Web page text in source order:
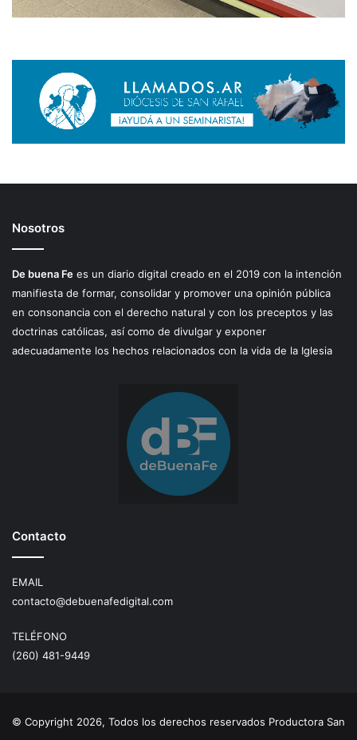
Nosotros
De buena Fe es un diario digital creado en el 2019 con la intención
manifiesta de formar, consolidar y promover una opinión pública
en consonancia con el derecho natural y con los preceptos y las
doctrinas católicas, así como de divulgar y exponer
adecuadamente los hechos relacionados con la vida de la Iglesia
Contacto
EMAIL
contacto@debuenafedigital.com
TELÉFONO
(260) 481-9449
© Copyright 2026, Todos los derechos reservados Productora San